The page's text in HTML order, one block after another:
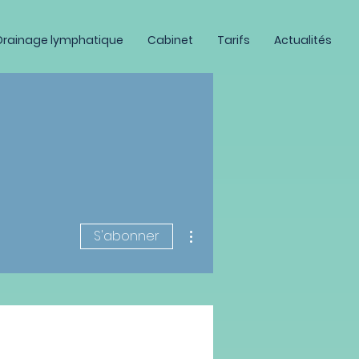
lymphatique Cabinet Tarifs Actualités
S'abonner